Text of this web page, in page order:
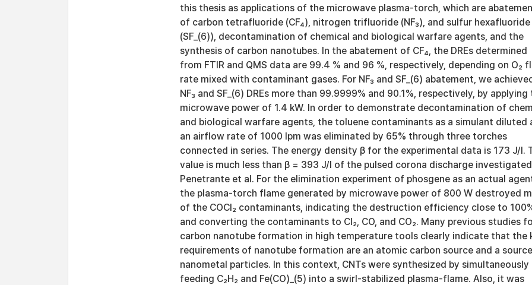
this thesis as applications of the microwave plasma-torch, which are
of carbon tetrafluoride (CF₄), nitrogen trifluoride (NF₃), and sulfur hexafluoride
(SF_(6)), decontamination of chemical and biological warfare agents, and the
synthesis of carbon nanotubes. In the abatement of CF₄, the DREs determined
from FTIR and QMS data are 99.4 % and 96 %, respectively, depending on O₂
rate mixed with contaminant gases. For NF₃ and SF_(6) abatement, we
NF₃ and SF_(6) DREs more than 99.9999% and 90.1%, respectively, by applying
microwave power of 1.4 kW. In order to demonstrate decontamination of
and biological warfare agents, the toluene contaminants as a simulant diluted
an airflow rate of 1000 lpm was eliminated by 65% through three torches
connected in series. The energy density β for the experimental data is 173 J/l.
value is much less than β = 393 J/l of the pulsed corona discharge
Penetrante et al. For the elimination experiment of phosgene as an actual
the plasma-torch flame generated by microwave power of 800 W destroyed
of the COCl₂ contaminants, indicating the destruction efficiency close to
and converting the contaminants to Cl₂, CO, and CO₂. Many previous studies
carbon nanotube formation in high temperature tools clearly indicate that the
requirements of nanotube formation are an atomic carbon source and a
nanometal particles. In this context, CNTs were synthesized by simultaneously
feeding C₂H₂ and Fe(CO)_(5) into a swirl-stabilized plasma-flame. Also, it was